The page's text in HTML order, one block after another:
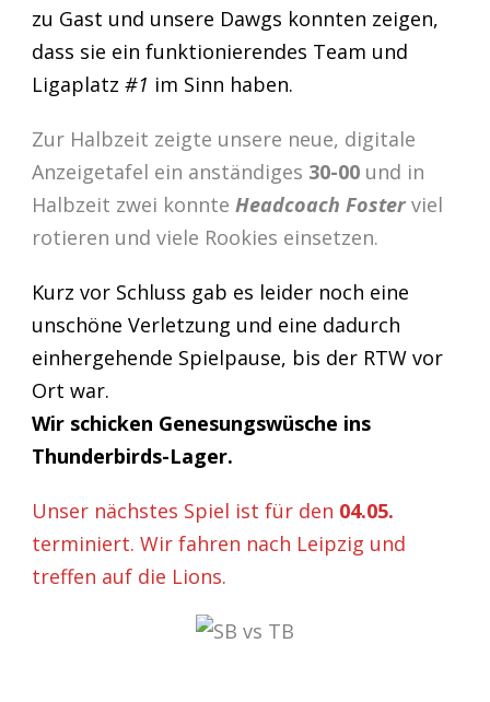
zu Gast und unsere Dawgs konnten zeigen,
dass sie ein funktionierendes Team und
Ligaplatz #1 im Sinn haben.
Zur Halbzeit zeigte unsere neue, digitale
Anzeigetafel ein anständiges 30-00 und in
Halbzeit zwei konnte Headcoach Foster viel
rotieren und viele Rookies einsetzen.
Kurz vor Schluss gab es leider noch eine
unschöne Verletzung und eine dadurch
einhergehende Spielpause, bis der RTW vor
Ort war.
Wir schicken Genesungswüsche ins
Thunderbirds-Lager.
Unser nächstes Spiel ist für den 04.05.
terminiert. Wir fahren nach Leipzig und
treffen auf die Lions.